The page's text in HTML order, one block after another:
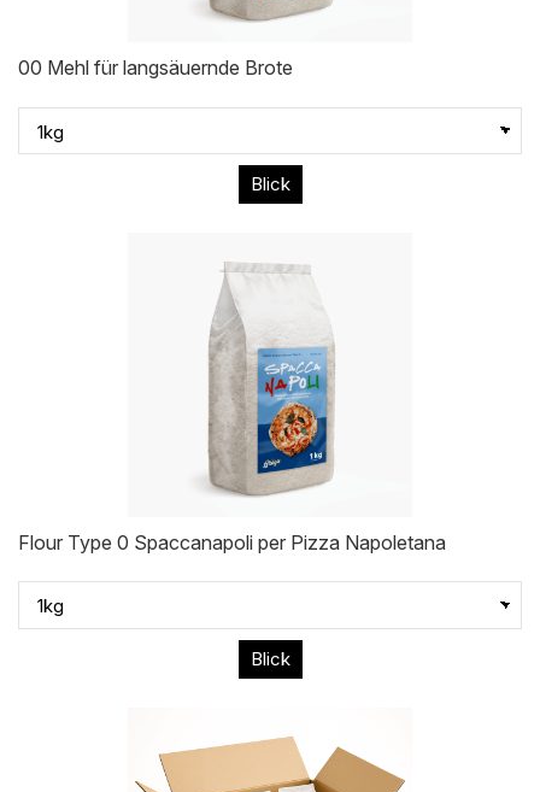
00 Mehl für langsäuernde Brote
Blick
Flour Type 0 Spaccanapoli per Pizza Napoletana
Blick